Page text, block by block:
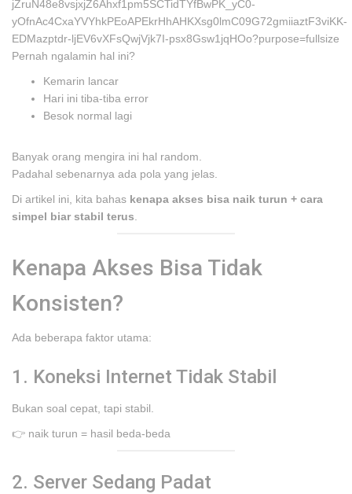
Pernah ngalamin hal ini?
Kemarin lancar
Hari ini tiba-tiba error
Besok normal lagi
Banyak orang mengira ini hal random.
Padahal sebenarnya ada pola yang jelas.
Di artikel ini, kita bahas kenapa akses bisa naik turun + cara
simpel biar stabil terus
Kenapa Akses Bisa Tidak
Konsisten?
Ada beberapa faktor utama:
1. Koneksi Internet Tidak Stabil
Bukan soal cepat, tapi stabil.
👉 naik turun = hasil beda-beda
2. Server Sedang Padat